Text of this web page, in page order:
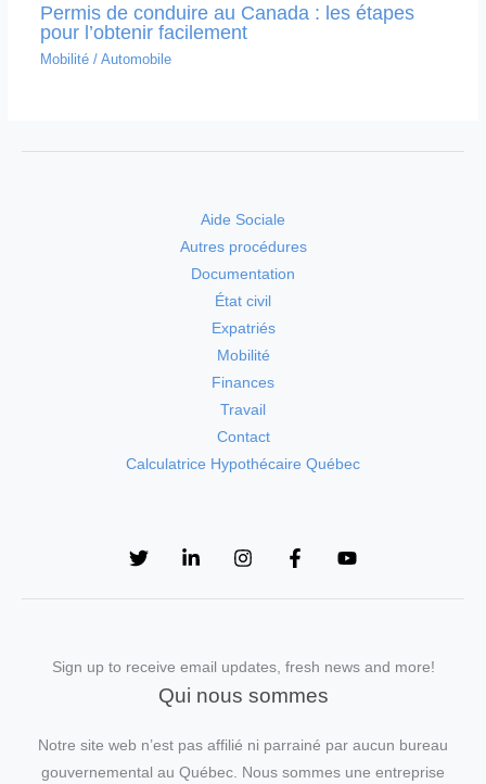
Permis de conduire au Canada : les étapes
pour l’obtenir facilement
Mobilité/ Automobile
Aide Sociale
Autres procédures
Documentation
État civil
Expatriés
Mobilité
Finances
Travail
Contact
Calculatrice Hypothécaire Québec
Sign up to receive email updates, fresh news and more!
Qui nous sommes
Notre site web n’est pas affilié ni parrainé par aucun bureau
gouvernemental au Québec. Nous sommes une entreprise